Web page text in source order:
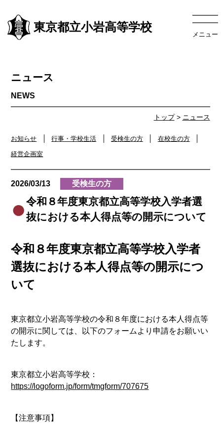
東京都立小岩高等学校
メニュー
トップ> ニュース
ニュース
お知らせ 行事・学校生活 受検生の方 在校生の方
経営企画室
2026/03/13 受検生の方
令和８年度東京都立高等学校入学者選
抜における本人得点等の開示について
令和８年度東京都立高等学校入学者
選抜における本人得点等の開示につ
いて
東京都立小岩高等学校の令和８年度における本人得点等
の開示に関しては、以下のフォームより申請をお願いい
たします。
東京都立小岩高等学校：
https://logoform.jp/form/tmgform/707675
【注意事項】